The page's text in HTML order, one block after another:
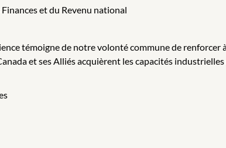
et du Revenu national
témoigne de notre volonté commune de
et ses Alliés acquièrent les capacités